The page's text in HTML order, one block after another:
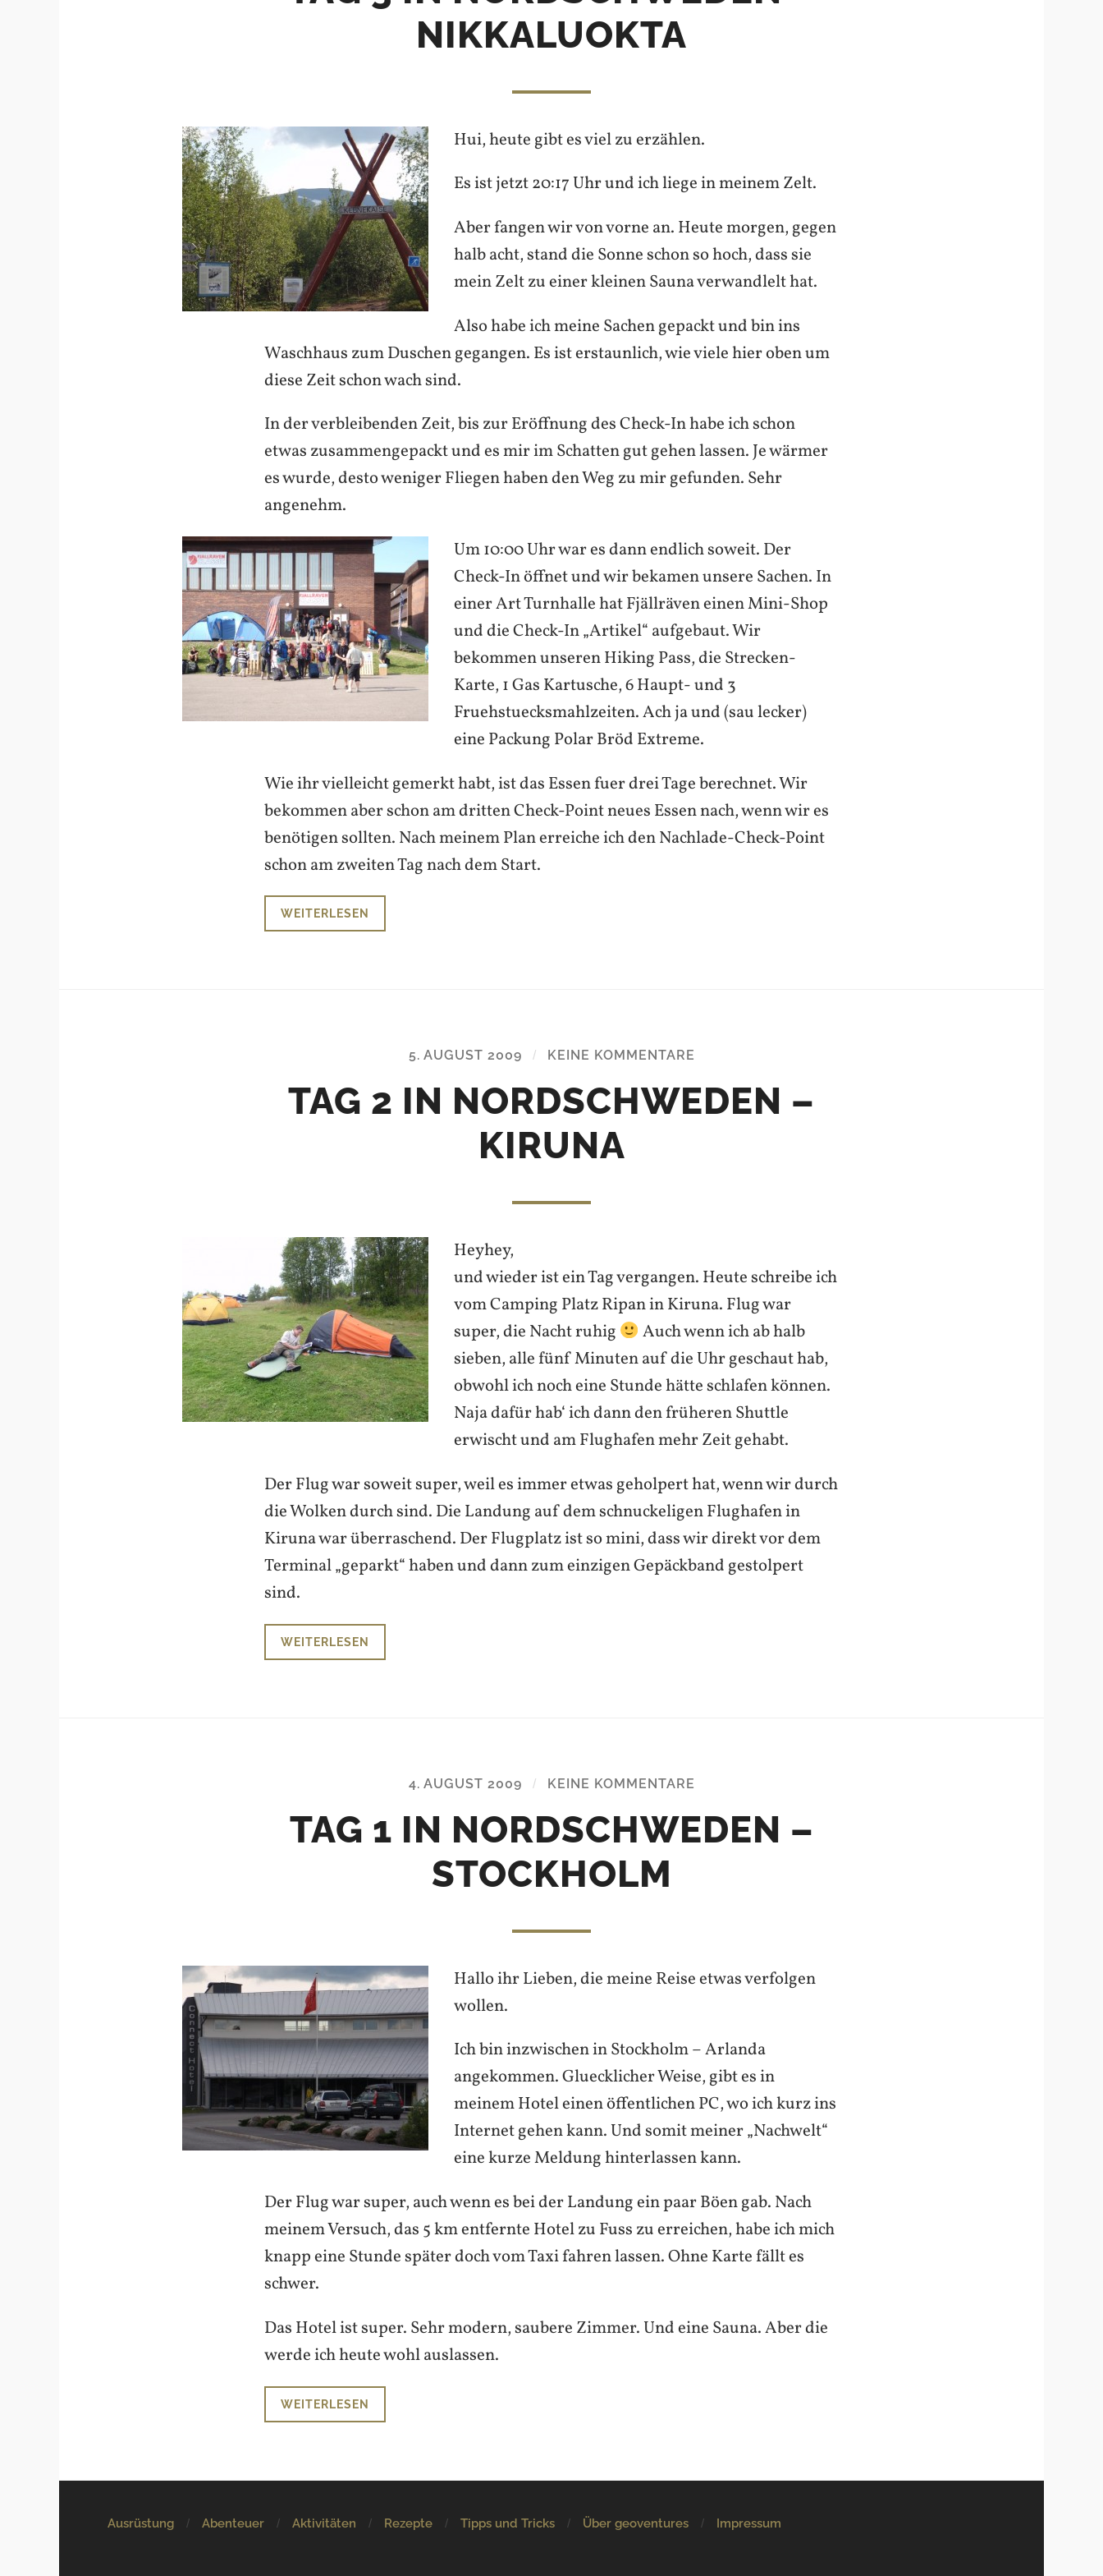
NIKKALUOKTA
Hui, heute gibt es viel zu erzählen.
Es ist jetzt 20:17 Uhr und ich liege in meinem Zelt.
Aber fangen wir von vorne an. Heute morgen, gegen
halb acht, stand die Sonne schon so hoch, dass sie
mein Zelt zu einer kleinen Sauna verwandlelt hat.
Also habe ich meine Sachen gepackt und bin ins
Waschhaus zum Duschen gegangen. Es ist erstaunlich, wie viele hier oben um
diese Zeit schon wach sind.
In der verbleibenden Zeit, bis zur Eröffnung des Check-In habe ich schon
etwas zusammengepackt und es mir im Schatten gut gehen lassen. Je wärmer
es wurde, desto weniger Fliegen haben den Weg zu mir gefunden. Sehr
angenehm.
Um 10:00 Uhr war es dann endlich soweit. Der
Check-In öffnet und wir bekamen unsere Sachen. In
einer Art Turnhalle hat Fjällräven einen Mini-Shop
und die Check-In „Artikel“ aufgebaut. Wir
bekommen unseren Hiking Pass, die Strecken-
Karte, 1 Gas Kartusche, 6 Haupt- und 3
Fruehstuecksmahlzeiten. Ach ja und (sau lecker)
eine Packung Polar Bröd Extreme.
Wie ihr vielleicht gemerkt habt, ist das Essen fuer drei Tage berechnet. Wir
bekommen aber schon am dritten Check-Point neues Essen nach, wenn wir es
benötigen sollten. Nach meinem Plan erreiche ich den Nachlade-Check-Point
schon am zweiten Tag nach dem Start.
WEITERLESEN
5. AUGUST 2009 / KEINE KOMMENTARE
TAG 2 IN NORDSCHWEDEN –
KIRUNA
Heyhey,
und wieder ist ein Tag vergangen. Heute schreibe ich
vom Camping Platz Ripan in Kiruna. Flug war
super, die Nacht ruhig
Auch wenn ich ab halb
sieben, alle fünf Minuten auf die Uhr geschaut hab,
obwohl ich noch eine Stunde hätte schlafen können.
Naja dafür hab‘ ich dann den früheren Shuttle
erwischt und am Flughafen mehr Zeit gehabt.
Der Flug war soweit super, weil es immer etwas geholpert hat, wenn wir durch
die Wolken durch sind. Die Landung auf dem schnuckeligen Flughafen in
Kiruna war überraschend. Der Flugplatz ist so mini, dass wir direkt vor dem
Terminal „geparkt“ haben und dann zum einzigen Gepäckband gestolpert
sind.
WEITERLESEN
4. AUGUST 2009 / KEINE KOMMENTARE
TAG 1 IN NORDSCHWEDEN –
STOCKHOLM
Hallo ihr Lieben, die meine Reise etwas verfolgen
wollen.
Ich bin inzwischen in Stockholm – Arlanda
angekommen. Gluecklicher Weise, gibt es in
meinem Hotel einen öffentlichen PC, wo ich kurz ins
Internet gehen kann. Und somit meiner „Nachwelt“
eine kurze Meldung hinterlassen kann.
Der Flug war super, auch wenn es bei der Landung ein paar Böen gab. Nach
meinem Versuch, das 5 km entfernte Hotel zu Fuss zu erreichen, habe ich mich
knapp eine Stunde später doch vom Taxi fahren lassen. Ohne Karte fällt es
schwer.
Das Hotel ist super. Sehr modern, saubere Zimmer. Und eine Sauna. Aber die
werde ich heute wohl auslassen.
WEITERLESEN
Ausrüstung Abenteuer Aktivitäten Rezepte Tipps und Tricks Über geoventures Impressum